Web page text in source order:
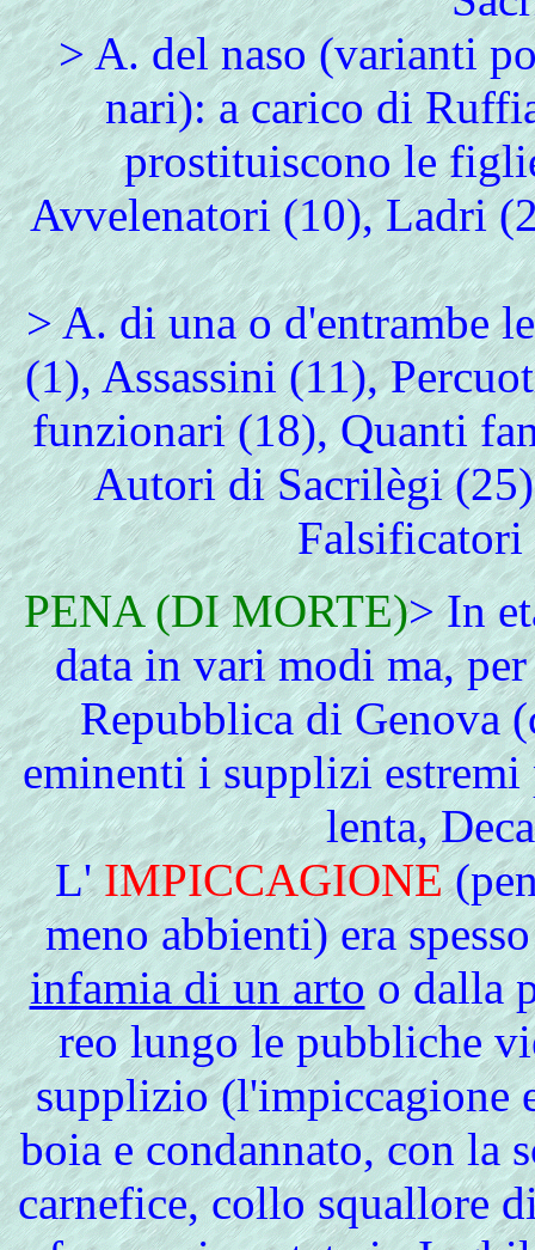
> A. del naso (varianti
nari): a carico di
prostituiscono le
Avvelenatori (10), Ladri
> A. di una o d'entrambe
(1), Assassini (11),
funzionari (18), Quanti
Autori di Sacrilègi
PENA(DI MORTE)> In
data in vari modi ma,
Repubblica di Genova
eminenti i supplizi
lenta,
L' IMPICCAGIONE
meno abbienti) era
infamia di un arto o dalla
reo lungo le pubbliche
supplizio (l'impiccagione
boia e condannato, con la
carnefice, collo squallore